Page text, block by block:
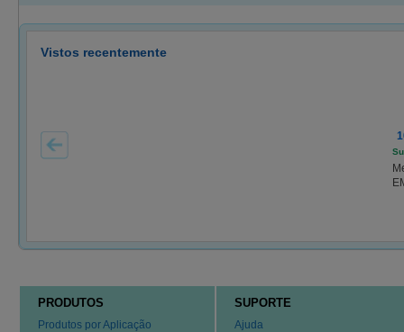
Vistos recentemente
PRODUTOS
Produtos por Aplicação
SUPORTE
Ajuda